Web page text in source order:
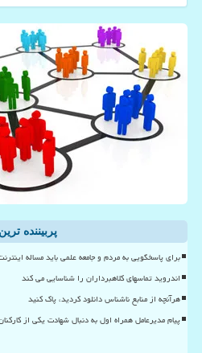
پربیننده
برای پاسخگویی به مردم و جامعه علمی باید مساله
اندروید تماسهای کلاهبرداران را شناسایی می کند
هرآنچه از منابع ناشناس دانلود کردید، پاک کنید
پیام مدیرعامل همراه اول به دنبال شهادت یکی از